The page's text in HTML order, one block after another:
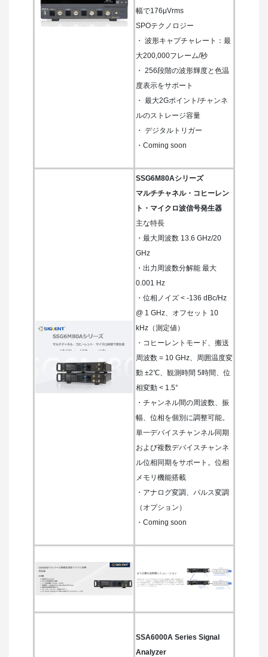
幅で176μVrms
SPOテクノロジー
・ 波形キャプチャレート：最
大200,000フレーム/秒
・ 256段階の波形輝度と色温
度表示をサポート
・ 最大2Gポイント/チャンネ
ルのストレージ容量
・ デジタルトリガー
・Coming soon
SSG6M80Aシリーズ
マルチチャネル・コヒーレン
ト・マイクロ波信号発生器
主な特長
・最大周波数 13.6 GHz/20
GHz
・出力周波数分解能 最大
0.001 Hz
・位相ノイズ < -136 dBc/Hz
@ 1 GHz、オフセット 10
kHz（測定値）
・コヒーレントモード、搬送
周波数 = 10 GHz、周囲温度変
動 ±2℃、観測時間 5時間、位
相変動 < 1.5°
・チャンネル間の周波数、振
幅、位相を個別に調整可能。
単一デバイスチャンネル同期
および複数デバイスチャンネ
ル位相同期をサポート。位相
メモリ機能搭載
・アナログ変調、パルス変調
（オプション）
・Coming soon
SSA6000A Series Signal
Analyzer